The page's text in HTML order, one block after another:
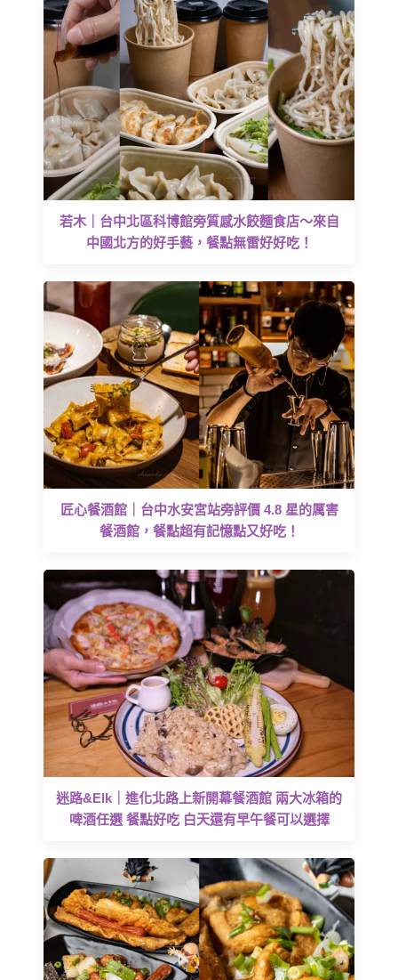
若木｜台中北區科博館旁質感水餃麵食店～來自
中國北方的好手藝，餐點無雷好好吃！
匠心餐酒館｜台中水安宮站旁評價 4.8 星的厲害
餐酒館，餐點超有記憶點又好吃！
迷路&Elk｜進化北路上新開幕餐酒館 兩大冰箱的
啤酒任選 餐點好吃 白天還有早午餐可以選擇